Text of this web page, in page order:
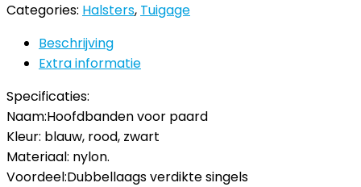
Categories: Halsters, Tuigage
Beschrijving
Extra informatie
Specificaties:
Naam:Hoofdbanden voor paard
Kleur: blauw, rood, zwart
Materiaal: nylon.
Voordeel:Dubbellaags verdikte singels